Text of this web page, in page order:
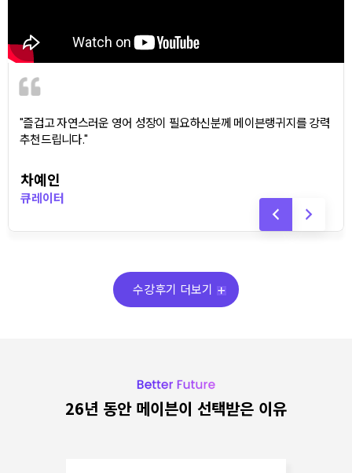
"즐겁고 자연스러운 영어 성장이 필요하신분께 메이븐랭귀지를 강력
추천드립니다."
차예인
큐레이터
수강후기 더보기
26년 동안 메이븐이 선택받은 이유